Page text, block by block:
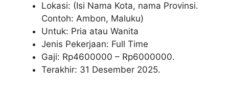
Lokasi: (Isi Nama Kota, nama Provinsi.
Contoh: Ambon, Maluku)
Untuk: Pria atau Wanita
Jenis Pekerjaan: Full Time
Gaji: Rp4600000 – Rp6000000.
Terakhir: 31 Desember 2025.